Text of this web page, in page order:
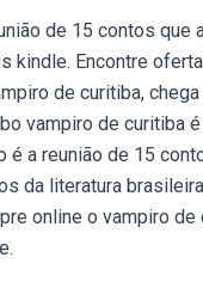
de 15 contos que
kindle. Encontre
de curitiba,
vampiro de curitiba
é a reunião de 15
da literatura
online o vampiro